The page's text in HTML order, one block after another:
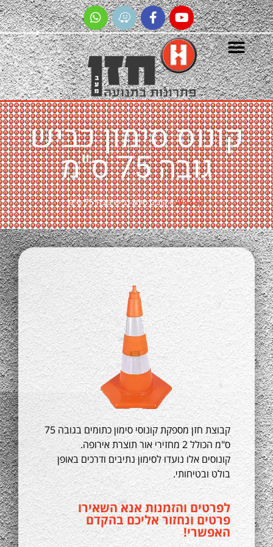
סימון כביש
גובה 75 ס"מ
דף הבית»קונוס סימון כביש גובה 75 ס"מ
קבוצת חזן מספקת קונוסי סימון כתומים בגובה 75
ס"מ הכולל 2 מחזירי אור תוצרת אירופה.
קונוסים אלו נועדו לסימון נתיבים ודרכים באופן
בולט ובטיחותי.
לפרטים והזמנות אנא השאירו
פרטים ונחזור אליכם בהקדם
האפשרי!